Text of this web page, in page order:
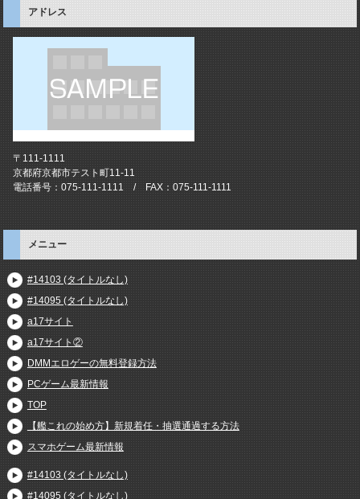
アドレス
〒111-1111
京都府京都市テスト町11-11
電話番号：075-111-1111 / FAX：075-111-1111
メニュー
#14103 (タイトルなし)
#14095 (タイトルなし)
a17サイト
a17サイト②
DMMエロゲーの無料登録方法
PCゲーム最新情報
TOP
【艦これの始め方】新規着任・抽選通過する方法
スマホゲーム最新情報
#14103 (タイトルなし)
#14095 (タイトルなし)